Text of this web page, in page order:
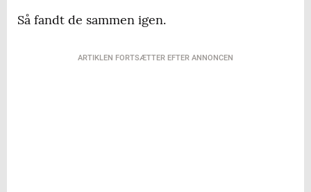
Så fandt de sammen igen.
ARTIKLEN FORTSÆTTER EFTER ANNONCEN